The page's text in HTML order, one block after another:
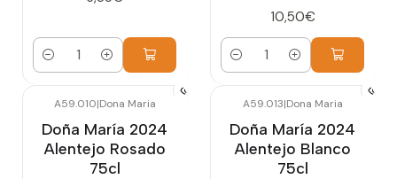
Cantidad
10,50€
Cantidad
A59.010|Dona Maria
Doña María 2024
Alentejo Rosado
75cl
A59.013|Dona Maria
Doña María 2024
Alentejo Blanco
75cl